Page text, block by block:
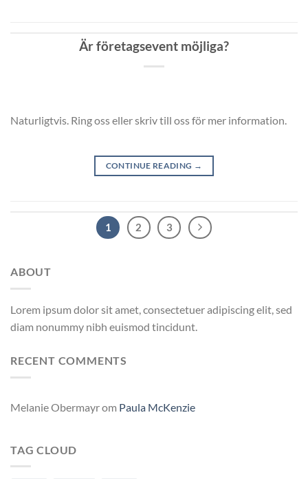
Är företagsevent möjliga?
Naturligtvis. Ring oss eller skriv till oss för mer information.
CONTINUE READING →
1 2 3
ABOUT
Lorem ipsum dolor sit amet, consectetuer adipiscing elit, sed
diam nonummy nibh euismod tincidunt.
RECENT COMMENTS
Melanie Obermayrom Paula McKenzie
TAG CLOUD